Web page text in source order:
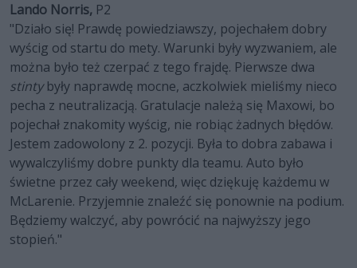
Lando Norris, P2
"Działo się! Prawdę powiedziawszy, pojechałem dobry
wyścig od startu do mety. Warunki były wyzwaniem, ale
można było też czerpać z tego frajdę. Pierwsze dwa
stintybyły naprawdę mocne, aczkolwiek mieliśmy nieco
pecha z neutralizacją. Gratulacje należą się Maxowi, bo
pojechał znakomity wyścig, nie robiąc żadnych błędów.
Jestem zadowolony z 2. pozycji. Była to dobra zabawa i
wywalczyliśmy dobre punkty dla teamu. Auto było
świetne przez cały weekend, więc dziękuję każdemu w
McLarenie. Przyjemnie znaleźć się ponownie na podium.
Będziemy walczyć, aby powrócić na najwyższy jego
stopień."